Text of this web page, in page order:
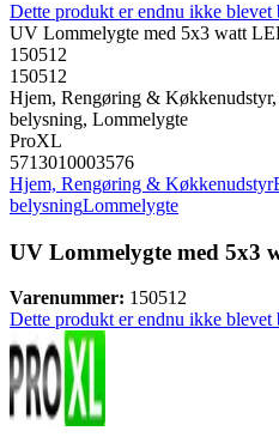
Dette produkt er endnu ikke blevet
UV Lommelygte med 5x3 watt
150512
150512
Hjem, Rengøring &
belysning, Lommelygte
ProXL
5713010003576
Hjem, Rengøring & Køkkenudstyr
belysningLommelygte
UV Lommelygte med 5x3
Varenummer: 150512
Dette produkt er endnu ikke blevet